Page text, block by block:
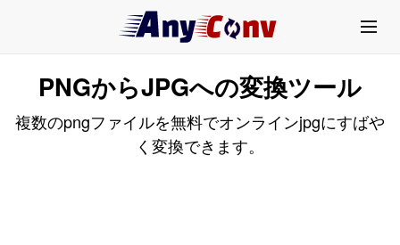
PNGからJPGへの変換ツール
複数のpngファイルを無料でオンラインjpgにすばや
く変換できます。